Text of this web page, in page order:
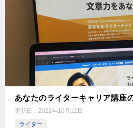
あなたのライターキャリア講座
更新日： 2022年10月12日
ライター